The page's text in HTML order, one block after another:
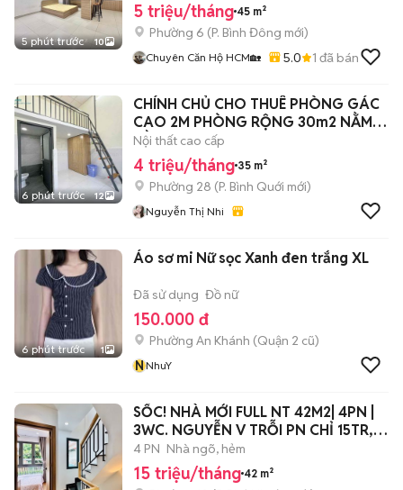
5 phút trước 10
5 triệu/tháng 45 m²
Phường 6 (P. Bình Đông mới)
Chuyên Căn Hộ HCM🏡 5.0 1 đã bán
6 phút trước 12
CHÍNH CHỦ CHO THUÊ PHÒNG GÁC
CAO 2M PHÒNG RỘNG 30m2 NẰM
GẦN UTH
Nội thất cao cấp
4 triệu/tháng 35 m²
Phường 28 (P. Bình Quới mới)
Nguyễn Thị Nhi
6 phút trước 1
Áo sơ mi Nữ sọc Xanh đen trắng XL
Đã sử dụng Đồ nữ
150.000 đ
Phường An Khánh (Quận 2 cũ)
NNhuY
SỐC! NHÀ MỚI FULL NT 42M2| 4PN |
3WC. NGUYỄN V TRỖI PN CHỈ 15TR,
TL
4 PN Nhà ngõ, hẻm
15 triệu/tháng 42 m²